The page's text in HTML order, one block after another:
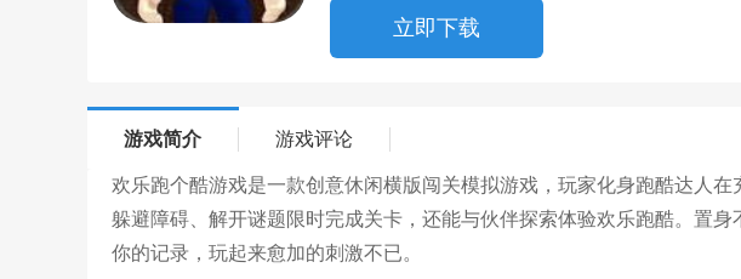
立即下载
游戏简介 游戏评论
欢乐跑个酷游戏是一款创意休闲横版闯关模拟游戏，玩家化身跑酷达人
躲避障碍、解开谜题限时完成关卡，还能与伙伴探索体验欢乐跑酷。置
你的记录，玩起来愈加的刺激不已。